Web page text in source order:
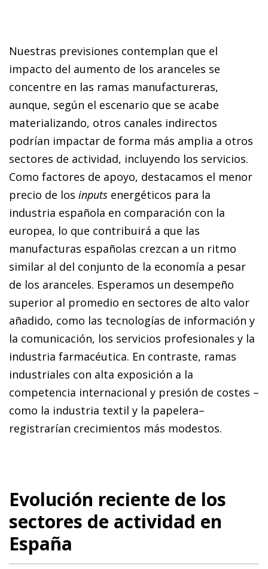
Nuestras previsiones contemplan que el
impacto del aumento de los aranceles se
concentre en las ramas manufactureras,
aunque, según el escenario que se acabe
materializando, otros canales indirectos
podrían impactar de forma más amplia a otros
sectores de actividad, incluyendo los servicios.
Como factores de apoyo, destacamos el menor
precio de los inputs energéticos para la
industria española en comparación con la
europea, lo que contribuirá a que las
manufacturas españolas crezcan a un ritmo
similar al del conjunto de la economía a pesar
de los aranceles. Esperamos un desempeño
superior al promedio en sectores de alto valor
añadido, como las tecnologías de información y
la comunicación, los servicios profesionales y la
industria farmacéutica. En contraste, ramas
industriales con alta exposición a la
competencia internacional y presión de costes –
como la industria textil y la papelera–
registrarían crecimientos más modestos.
Evolución reciente de los
sectores de actividad en
España